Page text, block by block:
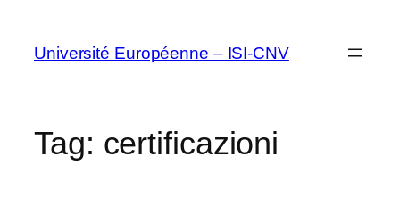
contenuto
Université Européenne – ISI-CNV
Tag: certificazioni